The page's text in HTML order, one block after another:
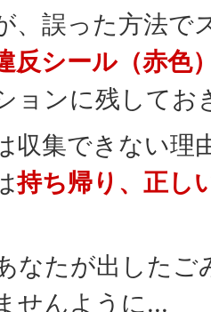
、誤った方法で
反シール（赤色
ョンに残してお
収集できない理
持ち帰り、正し
なたが出したご
せんように...